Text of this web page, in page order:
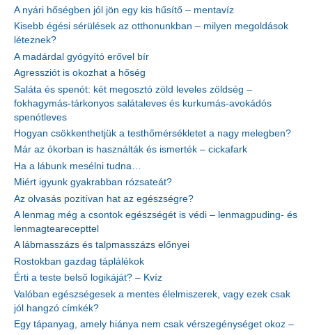
A nyári hőségben jól jön egy kis hűsítő – mentavíz
Kisebb égési sérülések az otthonunkban – milyen megoldások
léteznek?
A madárdal gyógyító erővel bír
Agressziót is okozhat a hőség
Saláta és spenót: két megosztó zöld leveles zöldség –
fokhagymás-tárkonyos salátaleves és kurkumás-avokádós
spenótleves
Hogyan csökkenthetjük a testhőmérsékletet a nagy melegben?
Már az ókorban is használták és ismerték – cickafark
Ha a lábunk mesélni tudna…
Miért igyunk gyakrabban rózsateát?
Az olvasás pozitívan hat az egészségre?
A lenmag még a csontok egészségét is védi – lenmagpuding- és
lenmagtearecepttel
A lábmasszázs és talpmasszázs előnyei
Rostokban gazdag táplálékok
Érti a teste belső logikáját? – Kvíz
Valóban egészségesek a mentes élelmiszerek, vagy ezek csak
jól hangzó címkék?
Egy tápanyag, amely hiánya nem csak vérszegénységet okoz –